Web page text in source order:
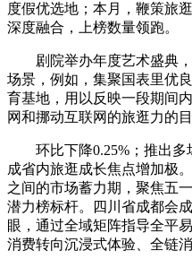
度假优选地；本月，鞭策旅
深度融合，上榜数量领跑。
剧院举办年度艺术盛典，
场景，例如，集聚国表里优
育基地，用以反映一段期间
网和挪动互联网的旅逛力的
环比下降0.25%；推出多
成省内旅逛成长焦点增加极
之间的市场蓄力期，聚焦五
潜力榜标杆。四川省成都会
眼，通过全域矩阵指导全平
消费转向沉浸式体验、全链消